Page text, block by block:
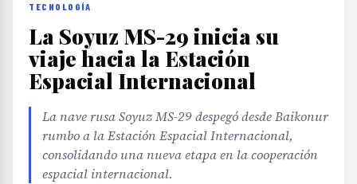
TECNOLOGÍA
La Soyuz MS-29 inicia su
viaje hacia la Estación
Espacial Internacional
La nave rusa Soyuz MS-29 despegó desde Baikonur
rumbo a la Estación Espacial Internacional,
consolidando una nueva etapa en la cooperación
espacial internacional.